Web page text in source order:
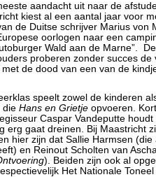
aandacht uit naar de
kiest al een aantal jaar voor
de Duitse schrijver Marius von
oorlogen naar een
Wald aan de Marne”.
proberen zonder succes de
de dood van een van de
speelt zowel de kinderen
die Hans en Grietje opvoeren.
Caspar Vandeputte
erg gaat dreinen. Bij Maastricht
hier zijn dat Sallie Harmsen (die
en Reinout Scholten van
). Beiden zijn ook al
Het Nationale